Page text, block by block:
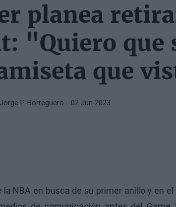
planea
"Quiero que
que
Jorge P. Borreguero - 02 Jun 2023
la NBA en busca de su primer anillo y en